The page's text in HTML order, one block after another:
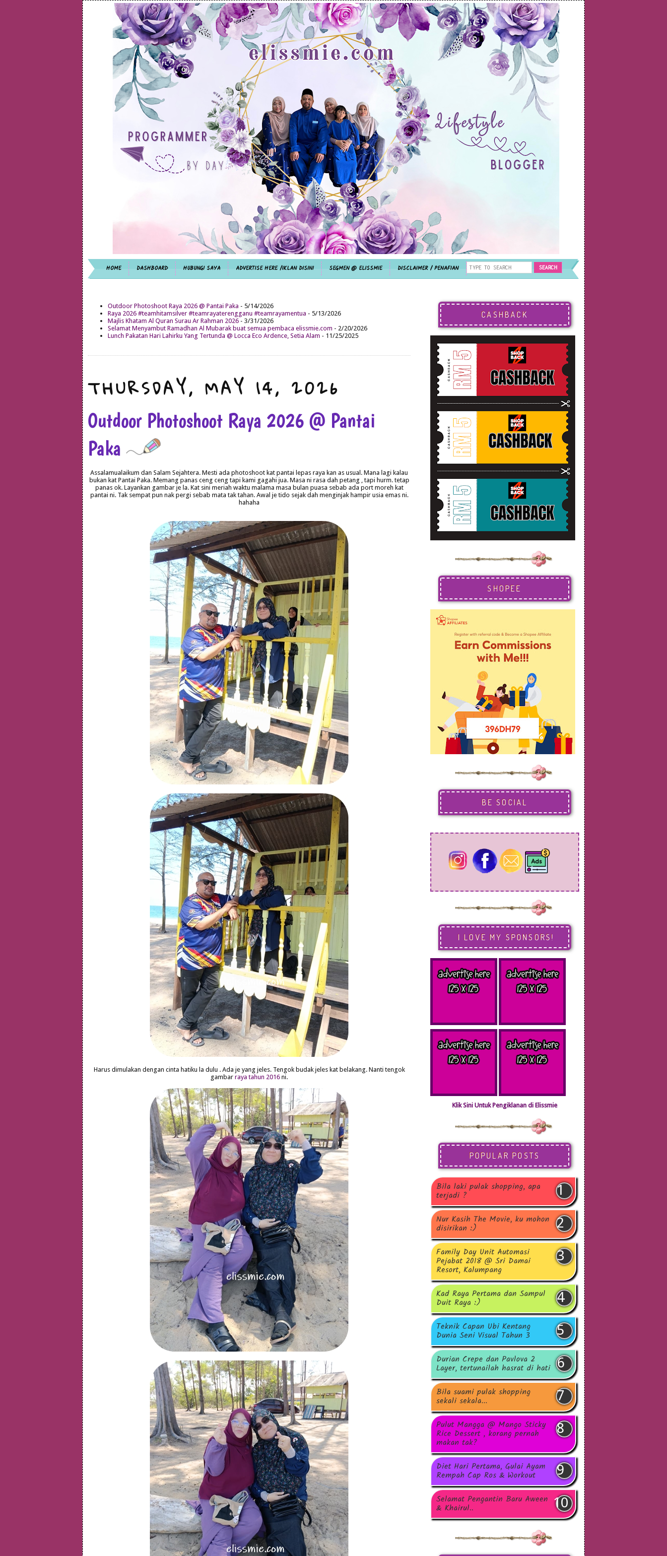
HOME DASHBOARD HUBUNGI SAYA ADVERTISE HERE /IKLAN DISINI SEGMEN @ ELISSMIE DISCLAIMER / PENAFIAN
Outdoor Photoshoot Raya 2026 @ Pantai Paka - 5/14/2026
Raya 2026 #teamhitamsilver #teamrayaterengganu #teamrayamentua - 5/13/2026
Majlis Khatam Al Quran Surau Ar Rahman 2026 - 3/31/2026
Selamat Menyambut Ramadhan Al Mubarak buat semua pembaca elissmie.com - 2/20/2026
Lunch Pakatan Hari Lahirku Yang Tertunda @ Locca Eco Ardence, Setia Alam - 11/25/2025
THURSDAY, MAY 14, 2026
Outdoor Photoshoot Raya 2026 @ Pantai
Paka
Assalamualaikum dan Salam Sejahtera. Mesti ada photoshoot kat pantai lepas raya kan as usual. Mana lagi kalau
bukan kat Pantai Paka. Memang panas ceng ceng tapi kami gagahi jua. Masa ni rasa dah petang , tapi hurm. tetap
panas ok. Layankan gambar je la. Kat sini meriah waktu malama masa bulan puasa sebab ada port moreh kat
pantai ni. Tak sempat pun nak pergi sebab mata tak tahan. Awal je tido sejak dah menginjak hampir usia emas ni.
hahaha
Harus dimulakan dengan cinta hatiku la dulu . Ada je yang jeles. Tengok budak jeles kat belakang. Nanti tengok
gambar raya tahun 2016 ni.
CASHBACK
SHOPEE
BE SOCIAL
I LOVE MY SPONSORS!
Klik Sini Untuk Pengiklanan di Elissmie
POPULAR POSTS
Bila laki pulak shopping, apa
terjadi ?
Nur Kasih The Movie, ku mohon
disirikan :)
Family Day Unit Automasi
Pejabat 2018 @ Sri Damai
Resort, Kalumpang
Kad Raya Pertama dan Sampul
Duit Raya :)
Teknik Capan Ubi Kentang
Dunia Seni Visual Tahun 3
Durian Crepe dan Pavlova 2
Layer, tertunailah hasrat di hati
Bila suami pulak shopping
sekali sekala...
Pulut Mangga @ Mango Sticky
Rice Dessert , korang pernah
makan tak?
Diet Hari Pertama, Gulai Ayam
Rempah Cap Ros & Workout
Selamat Pengantin Baru Aween
& Khairul..